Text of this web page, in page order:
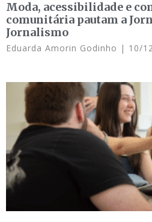
Moda, acessibilidade e
comunitária pautam a
Jornalismo
Eduarda Amorin Godinho 10/